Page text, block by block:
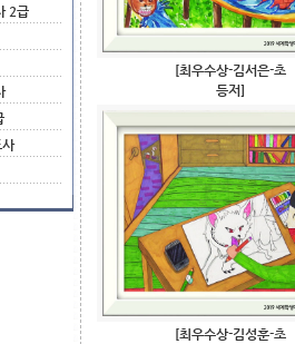
2급
[최우수상-김서은-초
등저]
[최우수상-김성훈-초